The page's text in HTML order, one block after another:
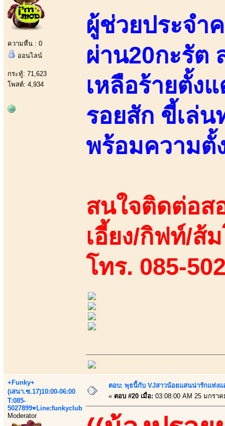
ความหื่น : 0
ออนไลน์
กระทู้: 71,623
โพสต์: 4,934
ผู้ช่วยประจำ
ผ่าน20กะรัต
เหลือร้ายตั้ง
รอยสัก ขี้เล่
พร้อมความตั้
สนใจติดต่อส
เอี้ยง/กิฟท์/ส้
โทร. 085-
+Funky+
(เสนา.ซ.17)10:00-06:00
T:085-
5027899♥Line:funkyclub
Moderator
ตอบ: พุธนี้กับ VJสาวน้อยแสนน่ารักแห่งแ
« ตอบ #20 เมื่อ: 03:08:00 AM 25 มกรา